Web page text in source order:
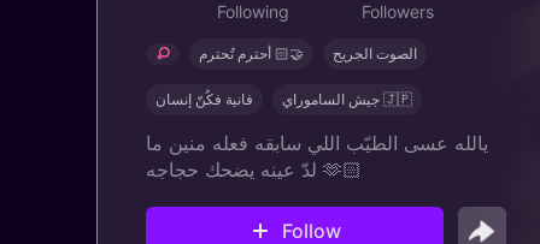
Following Followers
أحترم تُحترم 🤝🏻 الصوت الجريح
فانية فكُنّ إنسان جيش الساموراي 🇯🇵
يالله عسى الطيّب اللي سابقه فعله ‏منين ما
لدّ عينه يضحك حجاجه 🫶🏻
Follow